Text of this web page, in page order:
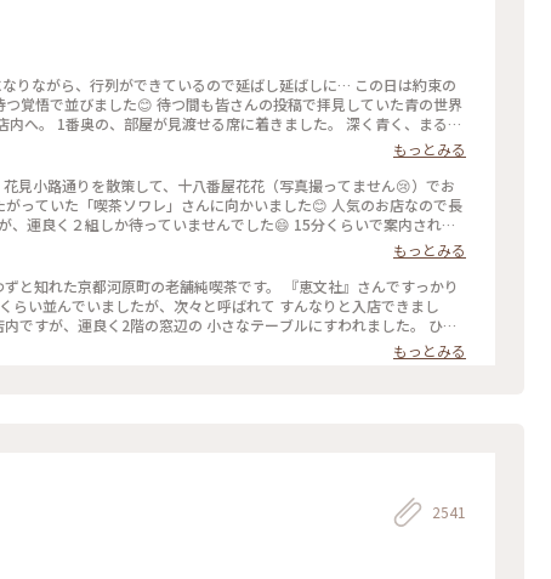
りながら、行列ができているので延ばし延ばしに… この日は約束の
覚悟で並びました😊 待つ間も皆さんの投稿で拝見していた青の世界
へ。 1番奥の、部屋が見渡せる席に着きました。 深く青く、まるで
やライトもクラシックでキレイ✨ 頼んだのはご存じゼリーポンチ🌈✨
ラキラします✨ ゼリーの懐かしい感じや優しい炭酸もいい！ 中の氷
に入れてびっくりしてしまいました💦 あっという間に食べ終わって
コーヒーでも頼みたい…と思いましたが、きっと外には長い行列が
別な空間に会いに行きたいです💙 #電車旅 #喫茶ソワレ #
もっとみる
見小路通りを散策して、十八番屋花花（写真撮ってません😢）でお
がっていた「喫茶ソワレ」さんに向かいました😊 人気のお店なので長
、運良く２組しか待っていませんでした😄 15分くらいで案内され、
、でも、男性だけで来ているグループも😊 私はヨーグルトポンチ、
しました。 店内の雰囲気は、暗めの照明でしたが、落ち着いていて
出たのですが、10組くらいが列を作っていました😳 #私のことりっ
チ #ゼリーポンチフロート 令和５年５月20日撮影
もっとみる
と知れた京都河原町の老舗純喫茶です。 『恵文社』さんですっかり
らい並んでいましたが、次々と呼ばれて すんなりと入店できまし
ですが、運良く2階の窓辺の 小さなテーブルにすわれました。 ひん
読みながら、ひと休みです。 灯りの抑えられた落ち着いた店内は 天
漂っていますが、 お客さんは若い観光客の方が多かったです。 お席
もっとみる
2541